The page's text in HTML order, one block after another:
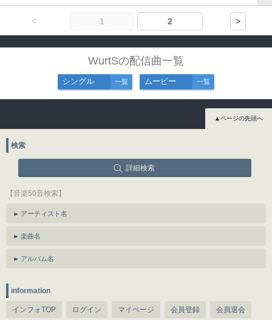
< 1 2 >
WurtSの配信曲一覧
シングル 一覧 ムービー 一覧
▲ページの先頭へ
検索
詳細検索
【音楽50音検索】
アーティスト名
楽曲名
アルバム名
information
インフォTOP ログイン マイページ 会員登録 会員退会